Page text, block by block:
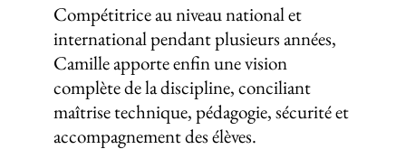
Compétitrice au niveau national et
international pendant plusieurs années,
Camille apporte enfin une vision
complète de la discipline, conciliant
maîtrise technique, pédagogie, sécurité et
accompagnement des élèves.